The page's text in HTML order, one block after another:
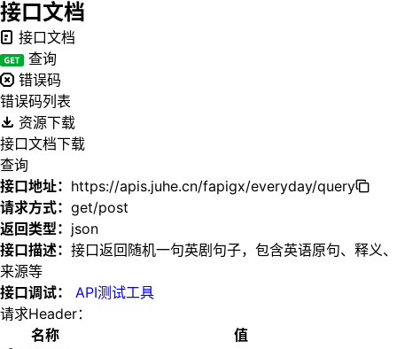
接口文档
接口文档
查询
错误码
错误码列表
资源下载
接口文档下载
查询
接口地址： https://apis.juhe.cn/fapigx/everyday/query
请求方式： get/post
返回类型： json
接口描述： 接口返回随机一句英剧句子，包含英语原句、释义、
来源等
接口调试：
API测试工具
请求Header：
名称
值